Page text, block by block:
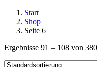
Start
Shop
Seite 6
Ergebnisse 91 – 108 von